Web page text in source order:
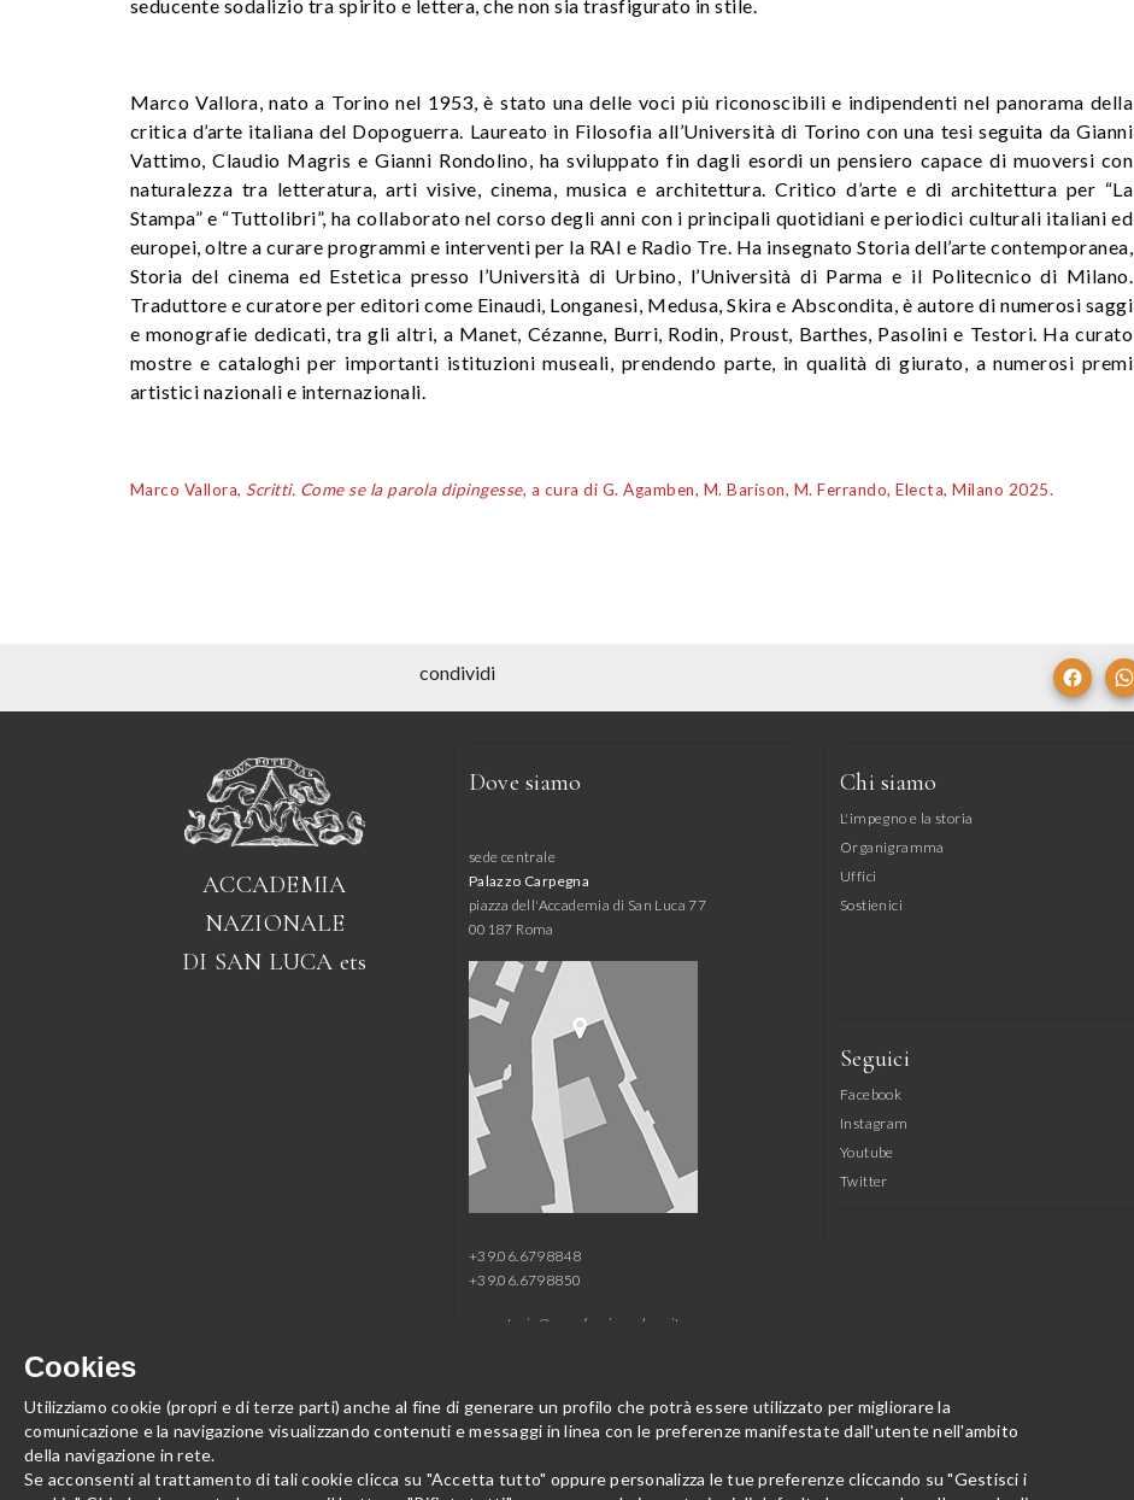
seducente sodalizio tra spirito e lettera, che non sia trasfigurato in stile.
Marco Vallora, nato a Torino nel 1953, è stato una delle voci più riconoscibili e indipendenti nel panorama della
critica d’arte italiana del Dopoguerra. Laureato in Filosofia all’Università di Torino con una tesi seguita da Gianni
Vattimo, Claudio Magris e Gianni Rondolino, ha sviluppato fin dagli esordi un pensiero capace di muoversi con
naturalezza tra letteratura, arti visive, cinema, musica e architettura. Critico d’arte e di architettura per “La
Stampa” e “Tuttolibri”, ha collaborato nel corso degli anni con i principali quotidiani e periodici culturali italiani ed
europei, oltre a curare programmi e interventi per la RAI e Radio Tre. Ha insegnato Storia dell’arte contemporanea,
Storia del cinema ed Estetica presso l’Università di Urbino, l’Università di Parma e il Politecnico di Milano.
Traduttore e curatore per editori come Einaudi, Longanesi, Medusa, Skira e Abscondita, è autore di numerosi saggi
e monografie dedicati, tra gli altri, a Manet, Cézanne, Burri, Rodin, Proust, Barthes, Pasolini e Testori. Ha curato
mostre e cataloghi per importanti istituzioni museali, prendendo parte, in qualità di giurato, a numerosi premi
artistici nazionali e internazionali.
Marco Vallora, Scritti. Come se la parola dipingesse, a cura di G. Agamben, M. Barison, M. Ferrando, Electa, Milano 2025.
condividi
ACCADEMIA
NAZIONALE
DI SAN LUCA ets
Dove siamo
sede centrale
Palazzo Carpegna
piazza dell'Accademia di San Luca 77
00187 Roma
+39.06.6798848
+39.06.6798850
segreteria@accademiasanluca.it
Chi siamo
L'impegno e la storia
Organigramma
Uffici
Sostienici
Seguici
Facebook
Instagram
Youtube
Twitter
Area Stampa
Cookies
Utilizziamo cookie (propri e di terze parti) anche al fine di generare un profilo che potrà essere utilizzato per migliorare la
comunicazione e la navigazione visualizzando contenuti e messaggi in linea con le preferenze manifestate dall'utente nell'ambito
della navigazione in rete.
Se acconsenti al trattamento di tali cookie clicca su "Accetta tutto" oppure personalizza le tue preferenze cliccando su "Gestisci i